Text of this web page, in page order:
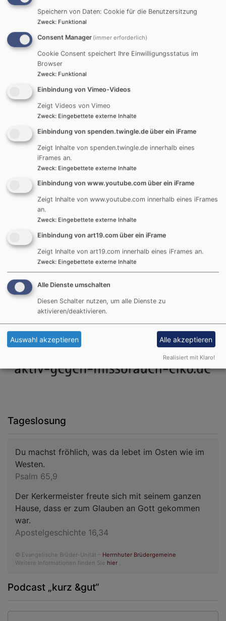
Präventionsbeauftragte im Dekanat ist Claudia
Hufnagel:
Bildrechte Thomas Geiger
(Mitarbeitervertretung - im Haus der
Dekanatsweiten Dienste in Eschenbach)
91224 Pommelsbrunn
Tel. 09151-7209920
claudia.hufnagel (at) elkb.de
Banner
Tageslosung
Du machst fröhlich, was da lebet im Osten wie im
Westen.
Psalm 65,9
Der Kerkermeister freute sich mit seinem ganzen
Hause, dass er zum Glauben an Gott gekommen
war.
Apostelgeschichte 16,34
© Evangelische Brüder-Unität – Herrnhuter Brüdergemeine
Weitere Informationen finden Sie hier .
Podcast „kurz &gut“
Speichern von Daten: Cookie für die Benutzersitzung
Zweck: Funktional
Consent Manager (immer erforderlich)
Cookie Consent speichert Ihre Einwilligungsstatus im
Browser
Zweck: Funktional
Einbindung von Vimeo-Videos
Zeigt Videos von Vimeo
Zweck: Eingebettete externe Inhalte
Einbindung von spenden.twingle.de über ein iFrame
Zeigt Inhalte von spenden.twingle.de innerhalb eines
iFrames an.
Zweck: Eingebettete externe Inhalte
Einbindung von www.youtube.com über ein iFrame
Zeigt Inhalte von www.youtube.com innerhalb eines iFrames
an.
Zweck: Eingebettete externe Inhalte
Einbindung von art19.com über ein iFrame
Zeigt Inhalte von art19.com innerhalb eines iFrames an.
Zweck: Eingebettete externe Inhalte
Alle Dienste umschalten
Diesen Schalter nutzen, um alle Dienste zu
aktivieren/deaktivieren.
Auswahl akzeptieren Alle akzeptieren
Realisiert mit Klaro!